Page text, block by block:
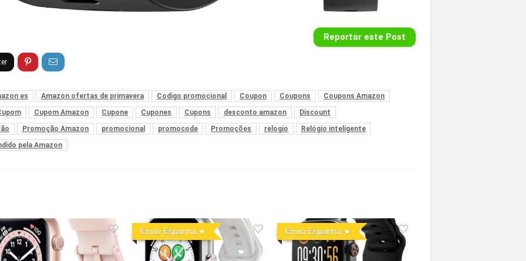
Reportar este Post
es Amazon ofertas de primavera Codigo promocional Coupon Coupons
Coupons Amazon
Cupom Amazon Cupone Cupones Cupons desconto amazon
Discount
Promoção Amazon promocional promocode Promoções relogio
Relógio inteligente
pela Amazon
Envio Espanha Envio Espanha